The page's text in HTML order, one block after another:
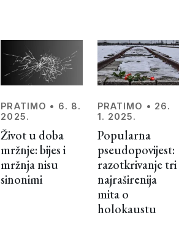
PRATIMO • 6. 8.
2025.
Život u doba
mržnje: bijes i
mržnja nisu
sinonimi
PRATIMO • 26.
1. 2025.
Popularna
pseudopovijest:
razotkrivanje tri
najraširenija
mita o
holokaustu